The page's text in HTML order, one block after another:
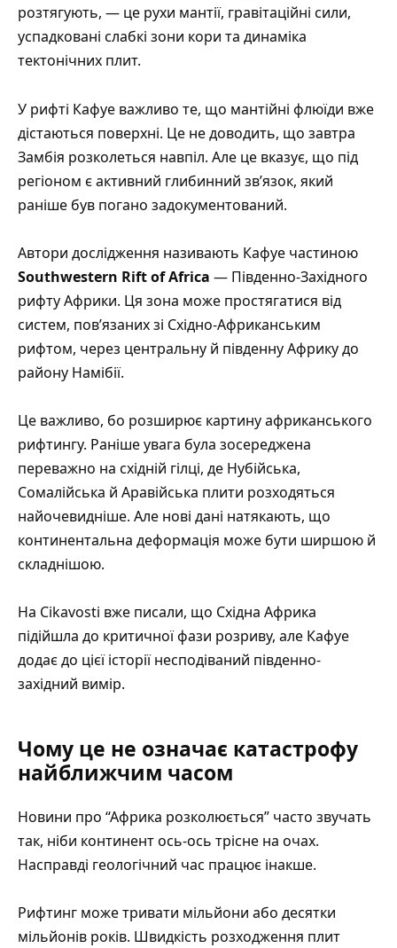
розтягують, — це рухи мантії, гравітаційні сили,
успадковані слабкі зони кори та динаміка
тектонічних плит.
У рифті Кафуе важливо те, що мантійні флюїди вже
дістаються поверхні. Це не доводить, що завтра
Замбія розколеться навпіл. Але це вказує, що під
регіоном є активний глибинний зв’язок, який
раніше був погано задокументований.
Автори дослідження називають Кафуе частиною
Southwestern Rift of Africa — Південно-Західного
рифту Африки. Ця зона може простягатися від
систем, пов’язаних зі Східно-Африканським
рифтом, через центральну й південну Африку до
району Намібії.
Це важливо, бо розширює картину африканського
рифтингу. Раніше увага була зосереджена
переважно на східній гілці, де Нубійська,
Сомалійська й Аравійська плити розходяться
найочевидніше. Але нові дані натякають, що
континентальна деформація може бути ширшою й
складнішою.
На Cikavosti вже писали, що Східна Африка
підійшла до критичної фази розриву, але Кафуе
додає до цієї історії несподіваний південно-
західний вимір.
Чому це не означає катастрофу
найближчим часом
Новини про “Африка розколюється” часто звучать
так, ніби континент ось-ось трісне на очах.
Насправді геологічний час працює інакше.
Рифтинг може тривати мільйони або десятки
мільйонів років. Швидкість розходження плит